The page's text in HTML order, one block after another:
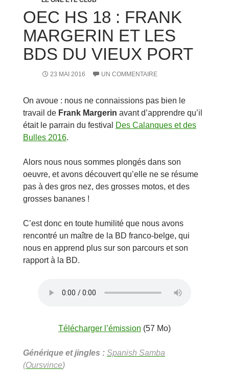
OEC HS 18 : FRANK
MARGERIN ET LES
BDS DU VIEUX PORT
23 MAI 2016 UN COMMENTAIRE
On avoue : nous ne connaissions pas bien le
travail de Frank Margerin avant d’apprendre qu’il
était le parrain du festival
Des Calanques et des
Bulles 2016.
Alors nous nous sommes plongés dans son
oeuvre, et avons découvert qu’elle ne se résume
pas à des gros nez, des grosses motos, et des
grosses bananes !
C’est donc en toute humilité que nous avons
rencontré un maître de la BD franco-belge, qui
nous en apprend plus sur son parcours et son
rapport à la BD.
Télécharger l’émission (57 Mo)
Générique et jingles : Spanish Samba
(Oursvince)